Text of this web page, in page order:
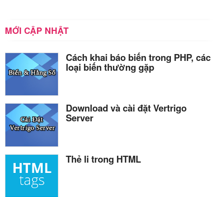
MỚI CẬP NHẬT
Cách khai báo biến trong PHP, các
loại biến thường gặp
Download và cài đặt Vertrigo
Server
Thẻ li trong HTML